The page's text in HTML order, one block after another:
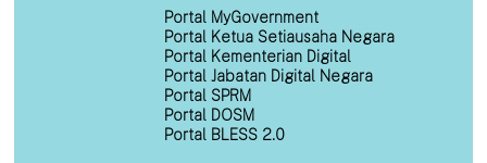
Portal MyGovernment
Portal Ketua Setiausaha Negara
Portal Kementerian Digital
Portal Jabatan Digital Negara
Portal SPRM
Portal DOSM
Portal BLESS 2.0